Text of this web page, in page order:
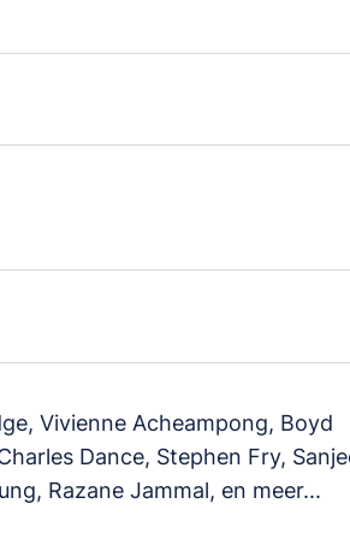
Vivienne Acheampong, Boyd
Dance, Stephen Fry,
Razane Jammal, en meer...